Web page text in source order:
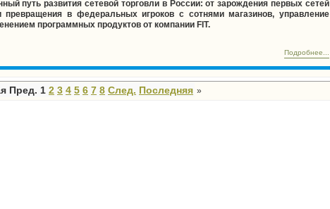
путь развития сетевой торговли в России: от зарождения первых сетей
превращения в федеральных игроков с сотнями магазинов, управление
программных продуктов от компании FIT.
Подробнее...
Пред. 1 2 3 4 5 6 7 8 След. Последняя »